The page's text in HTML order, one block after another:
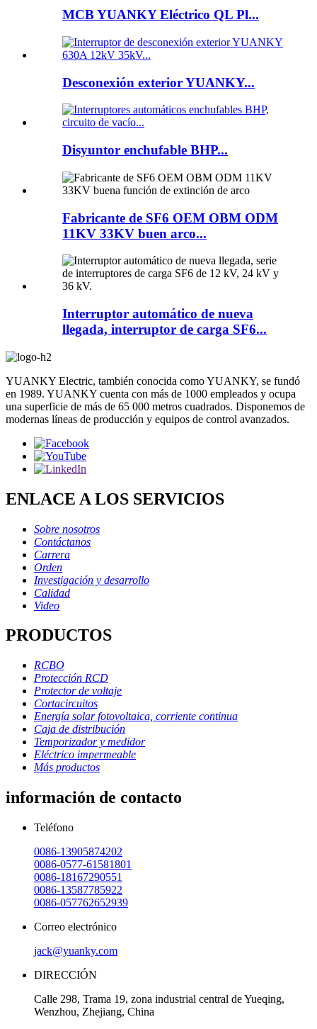
MCB YUANKY Eléctrico QL Pl...
Desconexión exterior YUANKY...
Disyuntor enchufable BHP...
Fabricante de SF6 OEM OBM ODM
11KV 33KV buen arco...
Interruptor automático de nueva
llegada, interruptor de carga SF6...
YUANKY Electric, también conocida como YUANKY, se fundó
en 1989. YUANKY cuenta con más de 1000 empleados y ocupa
una superficie de más de 65 000 metros cuadrados. Disponemos de
modernas líneas de producción y equipos de control avanzados.
ENLACE A LOS SERVICIOS
Sobre nosotros
Contáctanos
Carrera
Orden
Investigación y desarrollo
Calidad
Video
PRODUCTOS
RCBO
Protección RCD
Protector de voltaje
Cortacircuitos
Energía solar fotovoltaica, corriente continua
Caja de distribución
Temporizador y medidor
Eléctrico impermeable
Más productos
información de contacto
Teléfono
0086-13905874202
0086-0577-61581801
0086-18167290551
0086-13587785922
0086-057762652939
Correo electrónico
jack@yuanky.com
DIRECCIÓN
Calle 298, Trama 19, zona industrial central de Yueqing,
Wenzhou, Zhejiang, China